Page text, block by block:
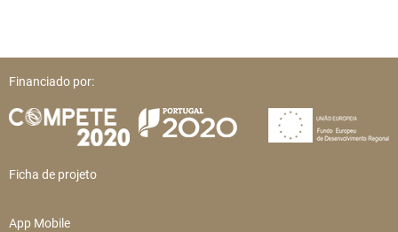
Financiado por:
Ficha de projeto
App Mobile